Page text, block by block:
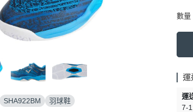
SHA922BM 羽球鞋
數量
運
運
7-